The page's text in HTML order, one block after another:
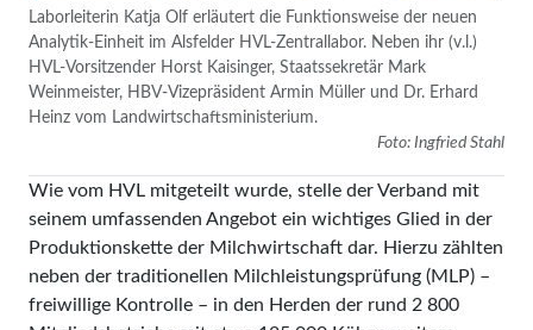
Laborleiterin Katja Olf erläutert die Funktionsweise der neuen
Analytik-Einheit im Alsfelder HVL-Zentrallabor. Neben ihr (v.l.)
HVL-Vorsitzender Horst Kaisinger, Staatssekretär Mark
Weinmeister, HBV-Vizepräsident Armin Müller und Dr. Erhard
Heinz vom Landwirtschaftsministerium.
Foto: Ingfried Stahl
Wie vom HVL mitgeteilt wurde, stelle der Verband mit
seinem umfassenden Angebot ein wichtiges Glied in der
Produktionskette der Milchwirtschaft dar. Hierzu zählten
neben der traditionellen Milchleistungsprüfung (MLP) –
freiwillige Kontrol­le – in den Herden der rund 2 800